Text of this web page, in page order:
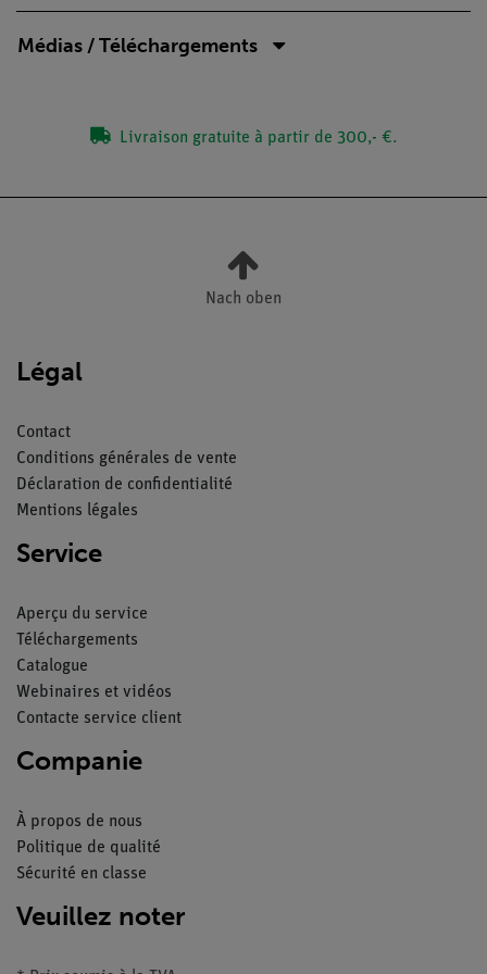
Médias / Téléchargements
Livraison gratuite à partir de 300,- €.
Nach oben
Légal
Contact
Conditions générales de vente
Déclaration de confidentialité
Mentions légales
Service
Aperçu du service
Téléchargements
Catalogue
Webinaires et vidéos
Contacte service client
Companie
À propos de nous
Politique de qualité
Sécurité en classe
Veuillez noter